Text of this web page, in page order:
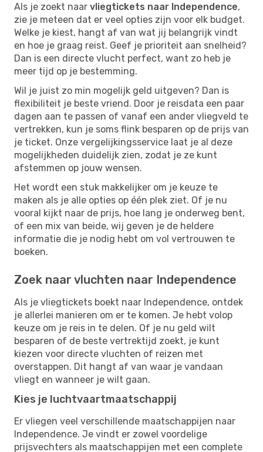
Als je zoekt naar vliegtickets naar Independence,
zie je meteen dat er veel opties zijn voor elk budget.
Welke je kiest, hangt af van wat jij belangrijk vindt
en hoe je graag reist. Geef je prioriteit aan snelheid?
Dan is een directe vlucht perfect, want zo heb je
meer tijd op je bestemming.
Wil je juist zo min mogelijk geld uitgeven? Dan is
flexibiliteit je beste vriend. Door je reisdata een paar
dagen aan te passen of vanaf een ander vliegveld te
vertrekken, kun je soms flink besparen op de prijs van
je ticket. Onze vergelijkingsservice laat je al deze
mogelijkheden duidelijk zien, zodat je ze kunt
afstemmen op jouw wensen.
Het wordt een stuk makkelijker om je keuze te
maken als je alle opties op één plek ziet. Of je nu
vooral kijkt naar de prijs, hoe lang je onderweg bent,
of een mix van beide, wij geven je de heldere
informatie die je nodig hebt om vol vertrouwen te
boeken.
Zoek naar vluchten naar Independence
Als je vliegtickets boekt naar Independence, ontdek
je allerlei manieren om er te komen. Je hebt volop
keuze om je reis in te delen. Of je nu geld wilt
besparen of de beste vertrektijd zoekt, je kunt
kiezen voor directe vluchten of reizen met
overstappen. Dit hangt af van waar je vandaan
vliegt en wanneer je wilt gaan.
Kies je luchtvaartmaatschappij
Er vliegen veel verschillende maatschappijen naar
Independence. Je vindt er zowel voordelige
prijsvechters als maatschappijen met een complete